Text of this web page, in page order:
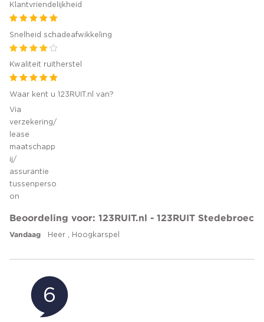
Klantvriendelijkheid
Snelheid schadeafwikkeling
Kwaliteit ruitherstel
Waar kent u 123RUIT.nl van?
Via
verzekering/
lease
maatschapp
ij/
assurantie
tussenperso
on
Beoordeling voor: 123RUIT.nl - 123RUIT Stedebroec
Vandaag Heer , Hoogkarspel
6